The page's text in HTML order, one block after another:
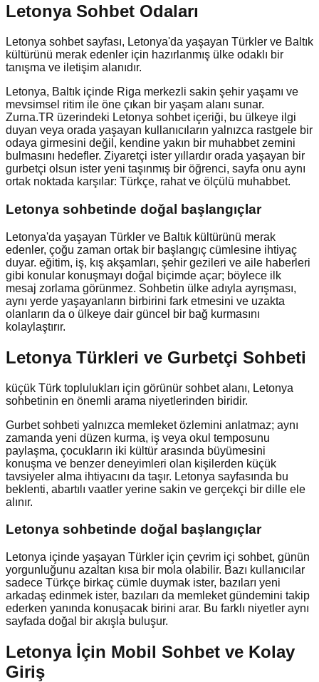
Letonya Sohbet Odaları
Letonya sohbet sayfası, Letonya'da yaşayan Türkler ve Baltık
kültürünü merak edenler için hazırlanmış ülke odaklı bir
tanışma ve iletişim alanıdır.
Letonya, Baltık içinde Riga merkezli sakin şehir yaşamı ve
mevsimsel ritim ile öne çıkan bir yaşam alanı sunar.
Zurna.TR üzerindeki Letonya sohbet içeriği, bu ülkeye ilgi
duyan veya orada yaşayan kullanıcıların yalnızca rastgele bir
odaya girmesini değil, kendine yakın bir muhabbet zemini
bulmasını hedefler. Ziyaretçi ister yıllardır orada yaşayan bir
gurbetçi olsun ister yeni taşınmış bir öğrenci, sayfa onu aynı
ortak noktada karşılar: Türkçe, rahat ve ölçülü muhabbet.
Letonya sohbetinde doğal başlangıçlar
Letonya'da yaşayan Türkler ve Baltık kültürünü merak
edenler, çoğu zaman ortak bir başlangıç cümlesine ihtiyaç
duyar. eğitim, iş, kış akşamları, şehir gezileri ve aile haberleri
gibi konular konuşmayı doğal biçimde açar; böylece ilk
mesaj zorlama görünmez. Sohbetin ülke adıyla ayrışması,
aynı yerde yaşayanların birbirini fark etmesini ve uzakta
olanların da o ülkeye dair güncel bir bağ kurmasını
kolaylaştırır.
Letonya Türkleri ve Gurbetçi Sohbeti
küçük Türk toplulukları için görünür sohbet alanı, Letonya
sohbetinin en önemli arama niyetlerinden biridir.
Gurbet sohbeti yalnızca memleket özlemini anlatmaz; aynı
zamanda yeni düzen kurma, iş veya okul temposunu
paylaşma, çocukların iki kültür arasında büyümesini
konuşma ve benzer deneyimleri olan kişilerden küçük
tavsiyeler alma ihtiyacını da taşır. Letonya sayfasında bu
beklenti, abartılı vaatler yerine sakin ve gerçekçi bir dille ele
alınır.
Letonya sohbetinde doğal başlangıçlar
Letonya içinde yaşayan Türkler için çevrim içi sohbet, günün
yorgunluğunu azaltan kısa bir mola olabilir. Bazı kullanıcılar
sadece Türkçe birkaç cümle duymak ister, bazıları yeni
arkadaş edinmek ister, bazıları da memleket gündemini takip
ederken yanında konuşacak birini arar. Bu farklı niyetler aynı
sayfada doğal bir akışla buluşur.
Letonya İçin Mobil Sohbet ve Kolay
Giriş